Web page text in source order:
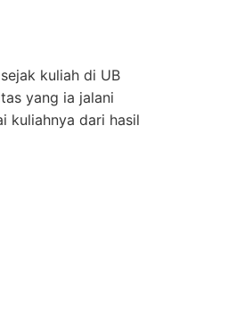
kuliah di UB
yang ia jalani
kuliahnya dari hasil